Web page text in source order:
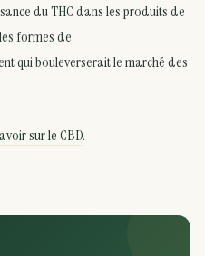
du THC dans les produits de
formes de
qui bouleverserait le marché des
sur le CBD.